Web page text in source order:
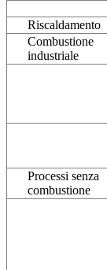
Riscaldamento
Combustione
industriale
Processi senza
combustione